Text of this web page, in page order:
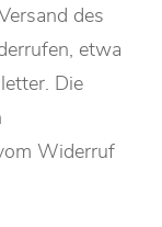
des
etwa
Die
Widerruf